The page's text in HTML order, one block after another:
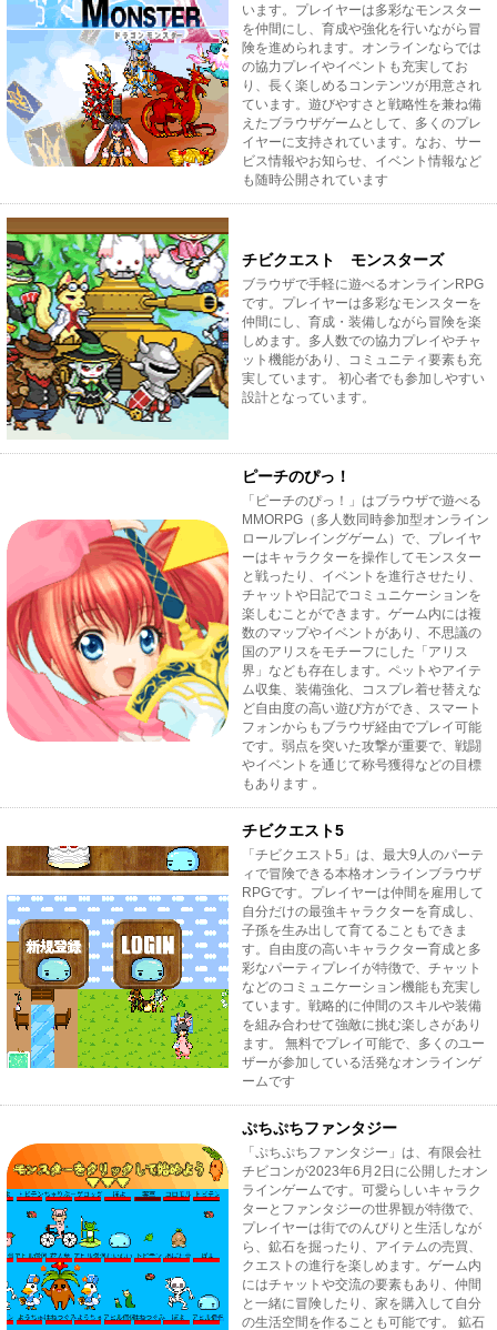
います。プレイヤーは多彩なモンスター
を仲間にし、育成や強化を行いながら冒
険を進められます。オンラインならでは
の協力プレイやイベントも充実してお
り、長く楽しめるコンテンツが用意され
ています。遊びやすさと戦略性を兼ね備
えたブラウザゲームとして、多くのプレ
イヤーに支持されています。なお、サー
ビス情報やお知らせ、イベント情報など
も随時公開されています
チビクエスト モンスターズ
ブラウザで手軽に遊べるオンラインRPG
です。プレイヤーは多彩なモンスターを
仲間にし、育成・装備しながら冒険を楽
しめます。多人数での協力プレイやチャ
ット機能があり、コミュニティ要素も充
実しています。 初心者でも参加しやすい
設計となっています。
ピーチのぴっ！
「ピーチのぴっ！」はブラウザで遊べる
MMORPG（多人数同時参加型オンライン
ロールプレイングゲーム）で、プレイヤ
ーはキャラクターを操作してモンスター
と戦ったり、イベントを進行させたり、
チャットや日記でコミュニケーションを
楽しむことができます。ゲーム内には複
数のマップやイベントがあり、不思議の
国のアリスをモチーフにした「アリス
界」なども存在します。ペットやアイテ
ム収集、装備強化、コスプレ着せ替えな
ど自由度の高い遊び方ができ、スマート
フォンからもブラウザ経由でプレイ可能
です。弱点を突いた攻撃が重要で、戦闘
やイベントを通じて称号獲得などの目標
もあります 。
チビクエスト5
「チビクエスト5」は、最大9人のパーテ
ィで冒険できる本格オンラインブラウザ
RPGです。プレイヤーは仲間を雇用して
自分だけの最強キャラクターを育成し、
子孫を生み出して育てることもできま
す。自由度の高いキャラクター育成と多
彩なパーティプレイが特徴で、チャット
などのコミュニケーション機能も充実し
ています。戦略的に仲間のスキルや装備
を組み合わせて強敵に挑む楽しさがあり
ます。 無料でプレイ可能で、多くのユー
ザーが参加している活発なオンラインゲ
ームです
ぷちぷちファンタジー
「ぷちぷちファンタジー」は、有限会社
チビコンが2023年6月2日に公開したオン
ラインゲームです。可愛らしいキャラク
ターとファンタジーの世界観が特徴で、
プレイヤーは街でのんびりと生活しなが
ら、鉱石を掘ったり、アイテムの売買、
クエストの進行を楽しめます。ゲーム内
にはチャットや交流の要素もあり、仲間
と一緒に冒険したり、家を購入して自分
の生活空間を作ることも可能です。 鉱石